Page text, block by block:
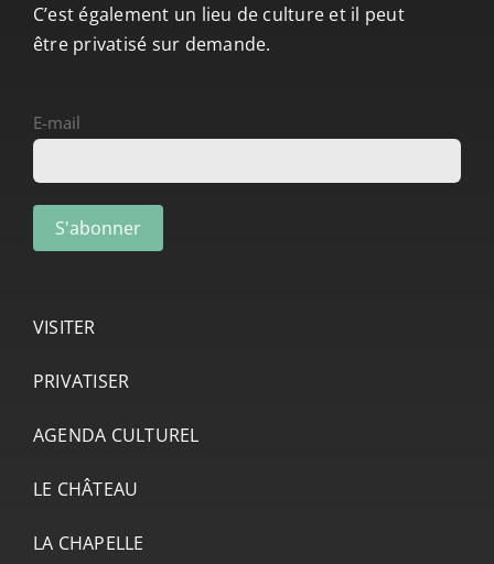
C’est également un lieu de culture et il peut
être privatisé sur demande.
E-mail
VISITER
PRIVATISER
AGENDA CULTUREL
LE CHÂTEAU
LA CHAPELLE